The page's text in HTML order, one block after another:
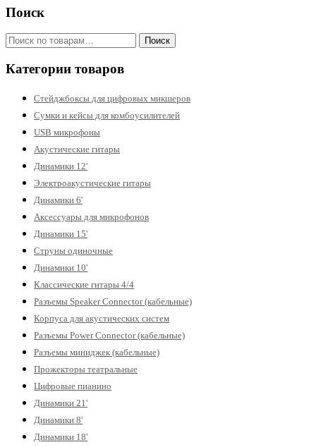
Поиск
Искать: Поиск
Категории товаров
Стейджбоксы для цифровых микшеров
Сумки и кейсы для комбоусилителей
USB микрофоны
Акустические гитары
Динамики 12'
Электроакустические гитары
Динамики 6'
Аксессуары для микрофонов
Динамики 15'
Струны одиночные
Динамики 10'
Классические гитары 4/4
Разъемы Speaker Connector (кабельные)
Корпуса для акустических систем
Разъемы Power Connector (кабельные)
Разъемы миниджек (кабельные)
Прожекторы театральные
Цифровые пианино
Динамики 21'
Динамики 8'
Динамики 18'